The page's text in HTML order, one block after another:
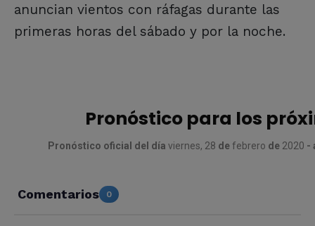
anuncian vientos con ráfagas durante las
primeras horas del sábado y por la noche.
Pronóstico para los
Pronóstico oficial del día viernes, 28 defebrero de 2020 -
Comentarios 0